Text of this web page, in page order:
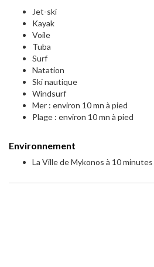
Jet-ski
Kayak
Voile
Tuba
Surf
Natation
Ski nautique
Windsurf
Mer : environ 10 mn à pied
Plage : environ 10 mn à pied
Environnement
La Ville de Mykonos à 10 minutes